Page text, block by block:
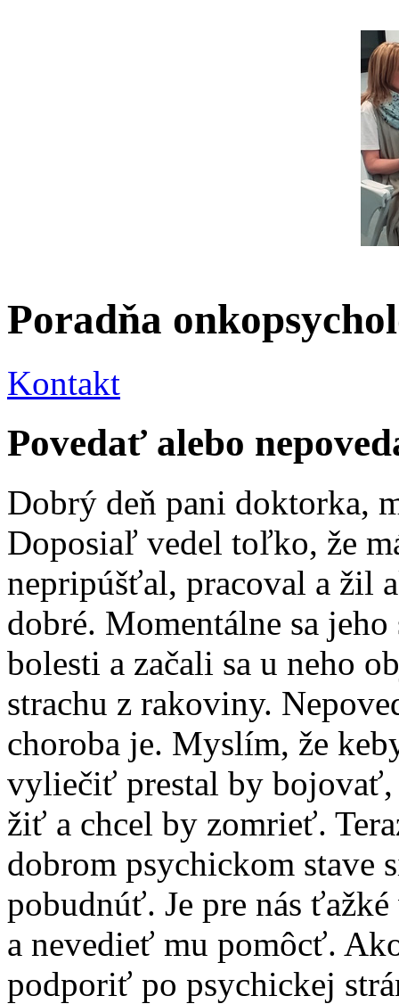
Poradňa
Kontakt
Povedať alebo
Dobrý deň pani doktorka,
Doposiaľ vedel toľko, že
nepripúšťal, pracoval a žil
dobré. Momentálne sa
bolesti a začali sa u neho
strachu z rakoviny.
choroba je. Myslím, že
vyliečiť prestal by bojovať,
žiť a chcel by zomrieť.
dobrom psychickom stave
pobudnúť. Je pre nás
a nevedieť mu pomôcť.
podporiť po psychickej